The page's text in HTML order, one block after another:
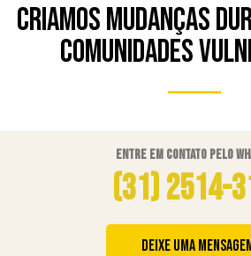
Criamos mudanças
comunidades
Entre em contato pelo
(31) 2514-
DEIXE UMA